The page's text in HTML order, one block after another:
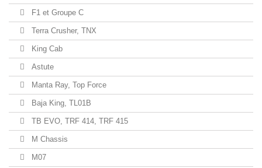
F1 et Groupe C
Terra Crusher, TNX
King Cab
Astute
Manta Ray, Top Force
Baja King, TL01B
TB EVO, TRF 414, TRF 415
M Chassis
M07